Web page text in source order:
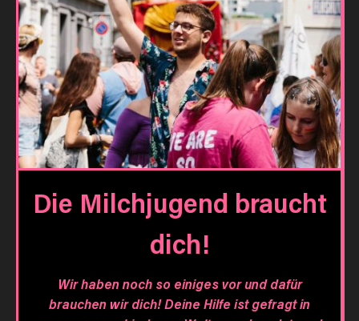
Die Milchjugend braucht
dich!
Wir haben noch so einiges vor und dafür
brauchen wir dich! Deine Hilfe ist gefragt in